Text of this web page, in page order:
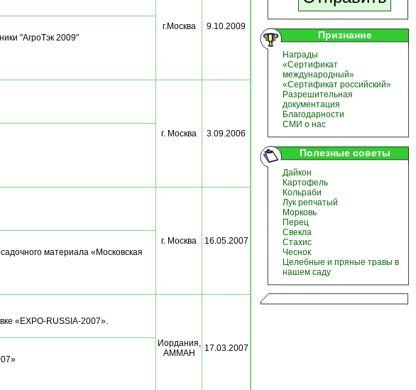
г.Москва
9.10.2009
"АгроТэк 2009"
г. Москва
3.09.2006
г. Москва
16.05.2007
материала «Московская
«EXPO-RUSSIA-2007».
Иордания,
АММАН
17.03.2007
Признание
Награды
«Сертификат
международный»
«Сертификат российский»
Разрешительная
документация
Благодарности
СМИ о нас
Полезные советы
Дайкон
Картофель
Кольраби
Лук репчатый
Морковь
Перец
Свекла
Стахис
Чеснок
Целебные и пряные травы в
нашем саду